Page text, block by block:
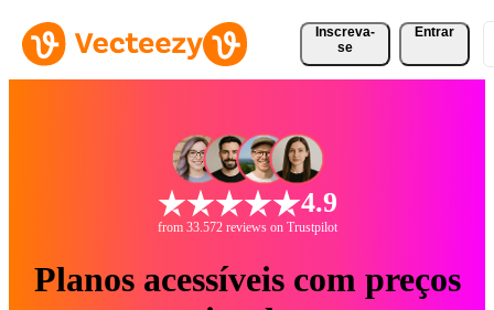
Inscreva-
se
Entrar
4.9
from 33.572 reviews on Trustpilot
Planos acessíveis com preços